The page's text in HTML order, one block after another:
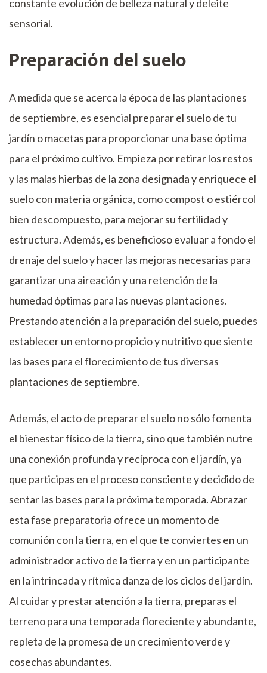
constante evolución de belleza natural y deleite
sensorial.
Preparación del suelo
A medida que se acerca la época de las plantaciones
de septiembre, es esencial preparar el suelo de tu
jardín o macetas para proporcionar una base óptima
para el próximo cultivo. Empieza por retirar los restos
y las malas hierbas de la zona designada y enriquece el
suelo con materia orgánica, como compost o estiércol
bien descompuesto, para mejorar su fertilidad y
estructura. Además, es beneficioso evaluar a fondo el
drenaje del suelo y hacer las mejoras necesarias para
garantizar una aireación y una retención de la
humedad óptimas para las nuevas plantaciones.
Prestando atención a la preparación del suelo, puedes
establecer un entorno propicio y nutritivo que siente
las bases para el florecimiento de tus diversas
plantaciones de septiembre.
Además, el acto de preparar el suelo no sólo fomenta
el bienestar físico de la tierra, sino que también nutre
una conexión profunda y recíproca con el jardín, ya
que participas en el proceso consciente y decidido de
sentar las bases para la próxima temporada. Abrazar
esta fase preparatoria ofrece un momento de
comunión con la tierra, en el que te conviertes en un
administrador activo de la tierra y en un participante
en la intrincada y rítmica danza de los ciclos del jardín.
Al cuidar y prestar atención a la tierra, preparas el
terreno para una temporada floreciente y abundante,
repleta de la promesa de un crecimiento verde y
cosechas abundantes.